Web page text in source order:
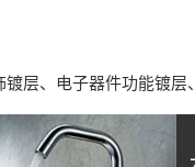
层、电子器件功能镀